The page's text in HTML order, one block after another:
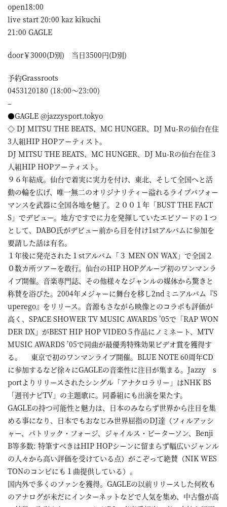
open18:00
live start 20:00 kaz kikuchi
21:00 GAGLE
door￥3000(D別) 当日3500円(D別)
予約Grassroots
0453120180 (18:00～23:00)
–
●GAGLE @jazzysport.tokyo
◇ DJ MITSU THE BEATS、MC HUNGER、DJ Mu-Rの仙台在住
3人組HIP HOPアーティスト。
DJ MITSU THE BEATS、MC HUNGER、DJ Mu-Rの仙台在住３
人組HIP HOPアーティスト。
９６年結成。仙台で着実に実力を付け、東北、そして全国へと活
動の輪を広げ、唯一無二のオリジナリティー溢れるライブパフォー
マンスを武器に全国各地を魅了。２００１年「BUST THE FACT
S」でデビュー。地方ですでに力を発揮していたエピソードの１つ
として、DABO氏がデビュー前から目を付け1stアルバムに参加を
要請した話は有名。
１年後に発売された１stアルバム「３ MEN ON WAX」で全国２
０数カ所ツアーを敢行。仙台のHIP HOPグループ初のワンマンラ
イブ開催。音楽専門誌、その他様々なジャンルの媒体から驚きと
称賛を浴びた。2004年メジャーに舞台を移し2ndミニアルバム『S
uperego』をリリース。音源もさながら映像とのコラボも評価が
高く、SPACE SHOWER TV MUSIC AWARDS ’05で「RAP WON
DER DX」がBEST HIP HOP VIDEO５作品にノミネート、MTV
MUSIC AWARDS ’05で同曲が最優秀特殊効果ビデオ賞を獲得す
る。 東京で初のワンマンライブ開催。BLUE NOTE 60周年CD
に参加するなど徐々にGAGLEの音楽性に注目が集まる。Jazzy s
portよりリリースされたシングル「アナクロラリー」はNHK BS
「週刊ナビTV」の主題歌に。同番組にも出演を果たす。
GAGLEの持つ可能性と魅力は、日本のみならず世界から注目を集
める事になり、日本でもおなじみ世界屈指のDJ達（フィルアッシ
ャー、パトリック・フォージ、ジャイルス・ピーターソン、Benji
B等多数: 特筆すべきはHIP HOPシーンに留まらず幅広いジャンル
の人々から高い評価を受けている点）がこぞって絶賛（NIK WES
TONのコンピにも１曲提供している）。
国内外で多くのファンを獲得。GAGLEの以前リリースした何枚も
のアナログが未だにインターネットなどで人気を集め、中古盤が高